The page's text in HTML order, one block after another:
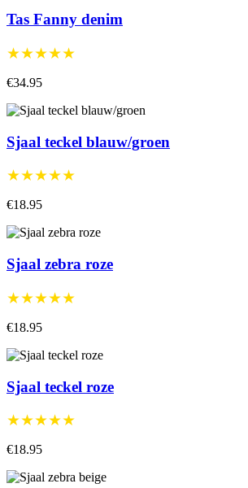
Tas Fanny denim
★★★★★
€34.95
Sjaal teckel blauw/groen
★★★★★
€18.95
Sjaal zebra roze
★★★★★
€18.95
Sjaal teckel roze
★★★★★
€18.95